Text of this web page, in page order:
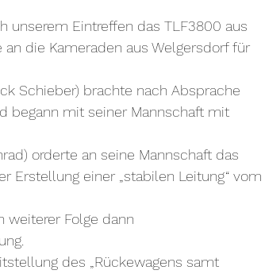
unserem Eintreffen das TLF3800 aus
die Kameraden aus Welgersdorf für
Schieber) brachte nach Absprache
begann mit seiner Mannschaft mit
orderte an seine Mannschaft das
Erstellung einer „stabilen Leitung“ vom
weiterer Folge dann
des „Rückewagens samt